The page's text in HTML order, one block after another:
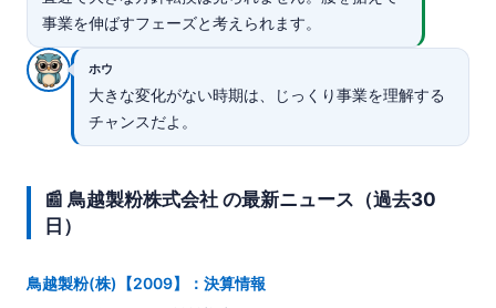
事業を伸ばすフェーズと考えられます。
ホウ
大きな変化がない時期は、じっくり事業を理解する
チャンスだよ。
📰 鳥越製粉株式会社 の最新ニュース（過去30
日）
鳥越製粉(株)【2009】：決算情報